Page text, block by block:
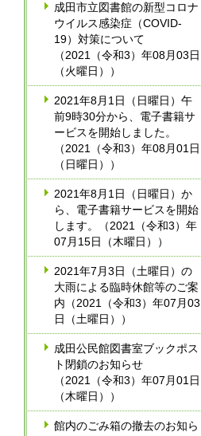
成田市立図書館の新型コロナ
ウイルス感染症（COVID-
19）対策について
（2021（令和3）年08月03日
（火曜日））
2021年8月1日（日曜日）午
前9時30分から、電子書籍サ
ービスを開始しました。
（2021（令和3）年08月01日
（日曜日））
2021年8月1日（日曜日）か
ら、電子書籍サービスを開始
します。（2021（令和3）年
07月15日（木曜日））
2021年7月3日（土曜日）の
大雨による臨時休館等のご案
内（2021（令和3）年07月03
日（土曜日））
成田公民館図書室ブックポス
ト閉鎖のお知らせ
（2021（令和3）年07月01日
（木曜日））
館内のごみ箱の撤去のお知ら